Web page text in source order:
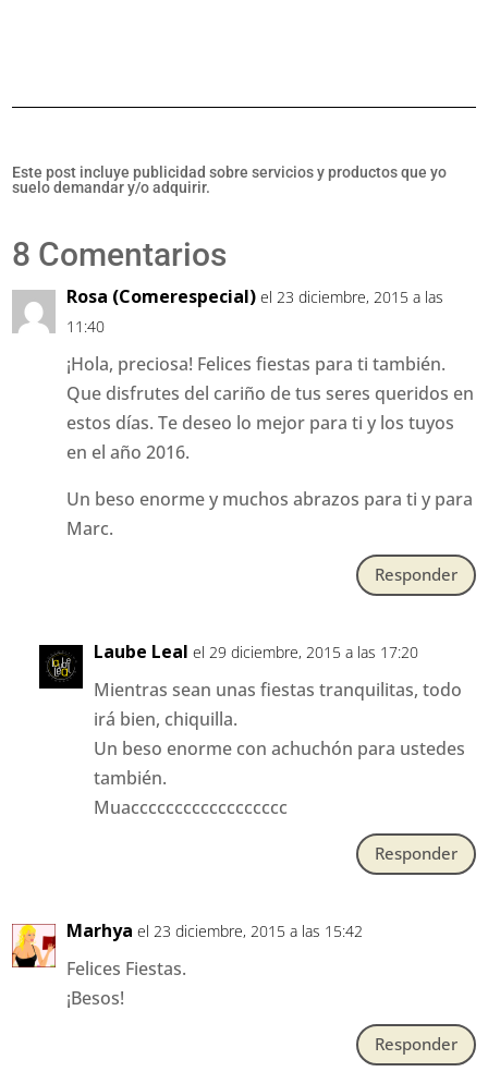
Este post incluye publicidad sobre servicios y productos que yo
suelo demandar y/o adquirir.
8 Comentarios
Rosa (Comerespecial) el 23 diciembre, 2015 a las
11:40
¡Hola, preciosa! Felices fiestas para ti también.
Que disfrutes del cariño de tus seres queridos en
estos días. Te deseo lo mejor para ti y los tuyos
en el año 2016.
Un beso enorme y muchos abrazos para ti y para
Marc.
Responder
Laube Leal el 29 diciembre, 2015 a las 17:20
Mientras sean unas fiestas tranquilitas, todo
irá bien, chiquilla.
Un beso enorme con achuchón para ustedes
también.
Muacccccccccccccccccc
Responder
Marhya el 23 diciembre, 2015 a las 15:42
Felices Fiestas.
¡Besos!
Responder